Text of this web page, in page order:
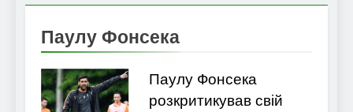
Паулу Фонсека
Паулу Фонсека
розкритикував свій